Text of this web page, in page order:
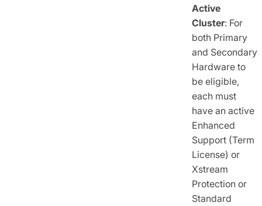
Active
Cluster: For
both Primary
and Secondary
Hardware to
be eligible,
each must
have an active
Enhanced
Support (Term
License) or
Xstream
Protection or
Standard